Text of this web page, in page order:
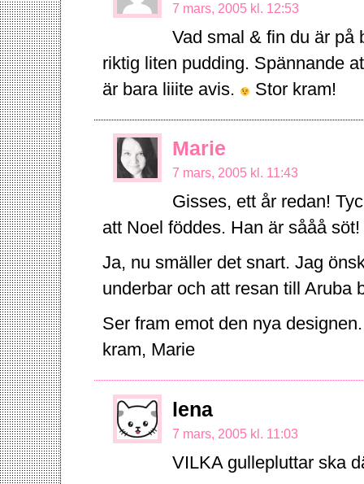
7 mars, 2005 kl. 12:53
Vad smal & fin du är på
riktig liten pudding. Spännande
är bara liiite avis.
Stor kram!
Marie
7 mars, 2005 kl. 11:43
Gisses, ett år redan!
att Noel föddes. Han är sååå söt!
Ja, nu smäller det snart. Jag
underbar och att resan till Aruba
Ser fram emot den nya designen.
kram, Marie
lena
7 mars, 2005 kl. 11:03
VILKA gullepluttar ska